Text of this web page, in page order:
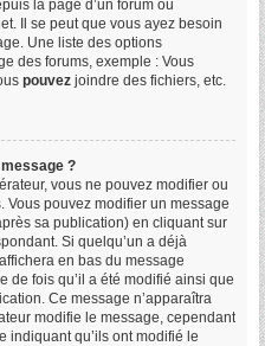
la page d’un forum ou
Il se peut que vous ayez besoin
Une liste des options
des forums, exemple : Vous
pouvez joindre des fichiers, etc.
?
vous ne pouvez modifier ou
pouvez modifier un message
sa publication) en cliquant sur
Si quelqu’un a déjà
en bas du message
de fois qu’il a été modifié ainsi que
Ce message n’apparaîtra
modifie le message, cependant
indiquant qu’ils ont modifié le